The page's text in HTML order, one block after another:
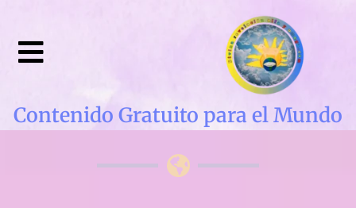
Contenido Gratuito para el Mundo